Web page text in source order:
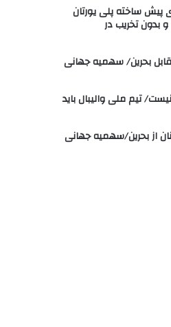
پیش ساخته پلی یورتان
بدون تخریب در
بحرین/ سهمیه جهانی
نیست/ تیم ملی والیبال باید
از بحرین/سهمیه جهانی